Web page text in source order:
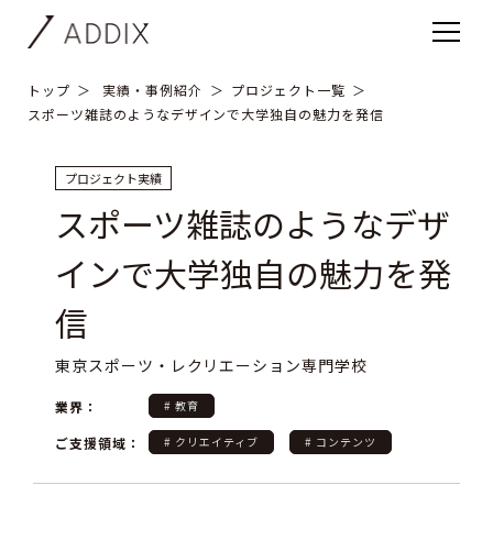
トップ 実績・事例紹介
プロジェクト一覧
スポーツ雑誌のようなデザインで大学独自の魅力を発信
プロジェクト実績
スポーツ雑誌のようなデザ
インで大学独自の魅力を発
信
東京スポーツ・レクリエーション専門学校
業界： # 教育
ご支援領域： # クリエイティブ # コンテンツ